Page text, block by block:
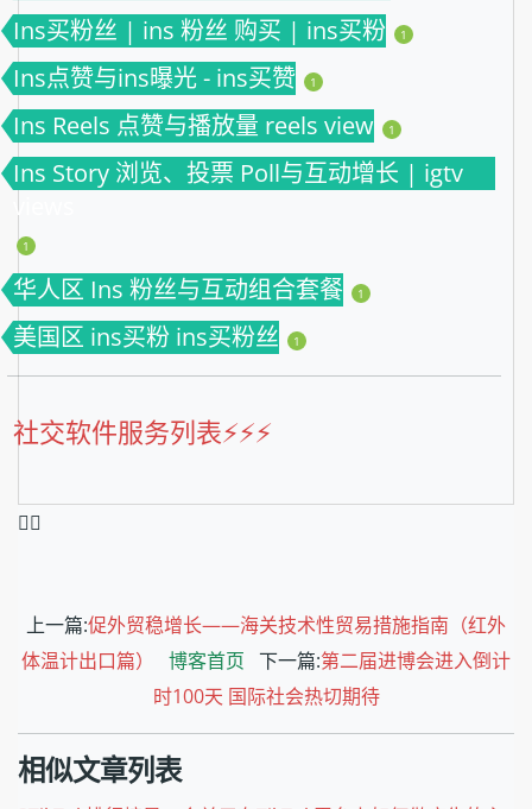
Ins买粉丝 | ins 粉丝 购买 | ins买粉 1
Ins点赞与ins曝光 - ins买赞 1
Ins Reels 点赞与播放量 reels view 1
Ins Story 浏览、投票 Poll与互动增长 | igtv
views
1
华人区 Ins 粉丝与互动组合套餐 1
美国区 ins买粉 ins买粉丝 1
社交软件服务列表⚡️⚡️⚡️
❤️‍🔥
上一篇:促外贸稳增长——海关技术性贸易措施指南（红外
体温计出口篇）
博客首页 下一篇:第二届进博会进入倒计
时100天 国际社会热切期待
相似文章列表